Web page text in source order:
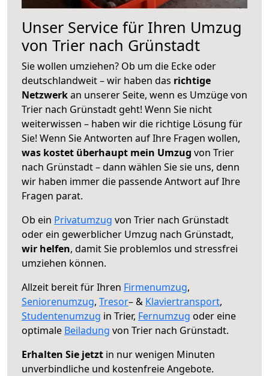
Unser Service für Ihren Umzug
von Trier nach Grünstadt
Sie wollen umziehen? Ob um die Ecke oder
deutschlandweit – wir haben das richtige
Netzwerkan unserer Seite, wenn es Umzüge von
Trier nach Grünstadt geht! Wenn Sie nicht
weiterwissen – haben wir die richtige Lösung für
Sie! Wenn Sie Antworten auf Ihre Fragen wollen,
was kostet überhaupt mein Umzug von Trier
nach Grünstadt – dann wählen Sie sie uns, denn
wir haben immer die passende Antwort auf Ihre
Fragen parat.
Ob ein Privatumzug von Trier nach Grünstadt
oder ein gewerblicher Umzug nach Grünstadt,
wir helfen, damit Sie problemlos und stressfrei
umziehen können.
Allzeit bereit für Ihren Firmenumzug,
Seniorenumzug, Tresor– & Klaviertransport,
Studentenumzug in Trier, Fernumzug oder eine
optimale Beiladung von Trier nach Grünstadt.
Erhalten Sie jetzt in nur wenigen Minuten
unverbindliche und kostenfreie Angebote.